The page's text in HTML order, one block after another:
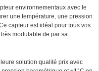
environnementaux avec le
une température, une pression
capteur est idéal pour tous vos
modulable de par sa
solution qualité prix avec